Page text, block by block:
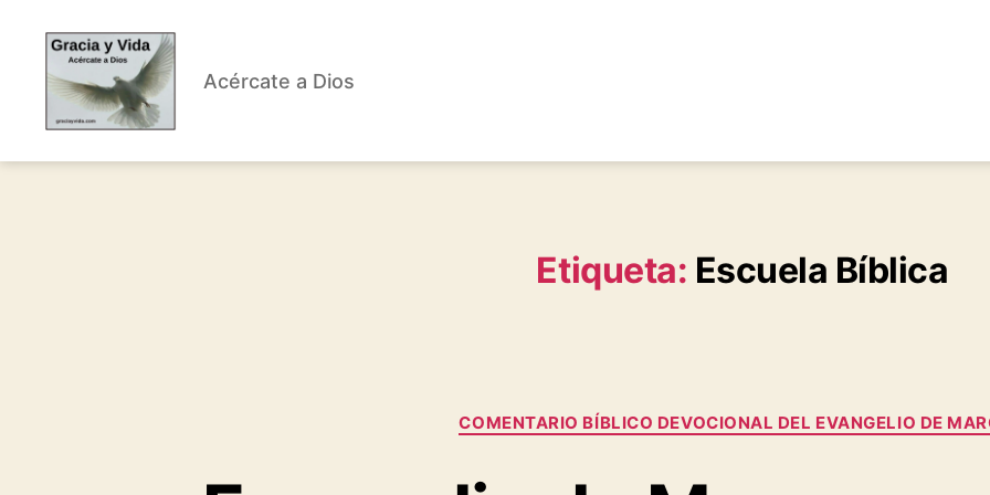
y
Acércate a Dios
Etiqueta: Escuela Bíblica
Categorías
COMENTARIO BÍBLICO DEVOCIONAL DEL EVANGELIO DE